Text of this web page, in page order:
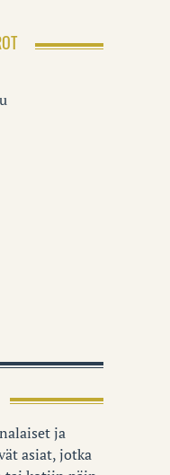
ja
asiat, jotka